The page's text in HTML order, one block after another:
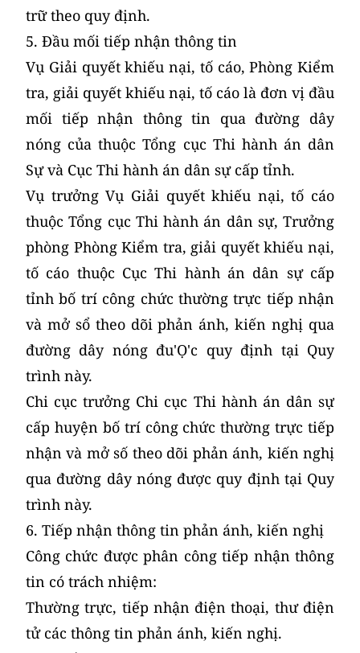
trữ theo quy định.
5. Đầu mối tiếp nhận thông tin
Vụ Giải quyết khiếu nại, tố cáo, Phòng Kiểm
tra, giải quyết khiếu nại, tố cáo là đơn vị đầu
mối tiếp nhận thông tin qua đường dây
nóng của thuộc Tổng cục Thi hành án dân
Sự và Cục Thi hành án dân sự cấp tỉnh.
Vụ trưởng Vụ Giải quyết khiếu nại, tố cáo
thuộc Tổng cục Thi hành án dân sự, Trưởng
phòng Phòng Kiểm tra, giải quyết khiếu nại,
tố cáo thuộc Cục Thi hành án dân sự cấp
tỉnh bố trí công chức thường trực tiếp nhận
và mở sổ theo dõi phản ánh, kiến nghị qua
đường dây nóng đu'Ọ'c quy định tại Quy
trình này.
Chi cục trưởng Chi cục Thi hành án dân sự
cấp huyện bố trí công chức thường trực tiếp
nhận và mở số theo dõi phản ánh, kiến nghị
qua đường dây nóng được quy định tại Quy
trình này.
6. Tiếp nhận thông tin phản ánh, kiến nghị
Công chức được phân công tiếp nhận thông
tin có trách nhiệm:
Thường trực, tiếp nhận điện thoại, thư điện
tử các thông tin phản ánh, kiến nghị.